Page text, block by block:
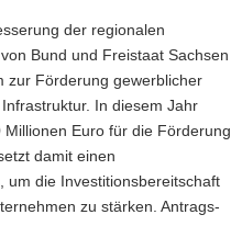
der regionalen
Bund und Freistaat Sachsen
zur Förderung gewerblicher
In diesem Jahr
Euro für die Förderung
damit einen
um die Investitionsbereitschaft
zu stärken. Antrags-